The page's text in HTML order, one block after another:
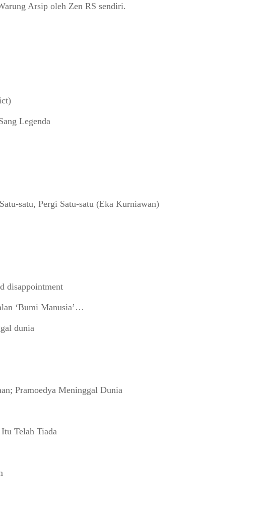
Arsip oleh Zen RS sendiri.
Legenda
satu, Pergi Satu-satu (Eka Kurniawan)
disappointment
‘Bumi Manusia’…
dunia
Pramoedya Meninggal Dunia
Telah Tiada